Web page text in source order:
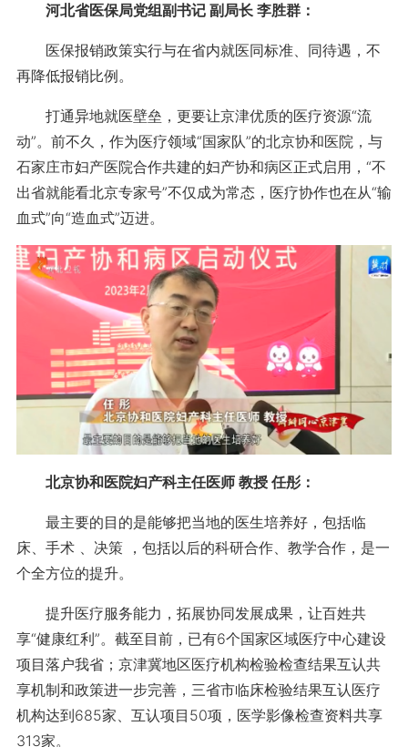
河北省医保局党组副书记 副局长 李胜群：
医保报销政策实行与在省内就医同标准、同待遇，不
再降低报销比例。
打通异地就医壁垒，更要让京津优质的医疗资源“流
动”。前不久，作为医疗领域“国家队”的北京协和医院，与
石家庄市妇产医院合作共建的妇产协和病区正式启用，“不
出省就能看北京专家号”不仅成为常态，医疗协作也在从“输
血式”向“造血式”迈进。
北京协和医院妇产科主任医师 教授 任彤：
最主要的目的是能够把当地的医生培养好，包括临
床、手术 、决策 ，包括以后的科研合作、教学合作，是一
个全方位的提升。
提升医疗服务能力，拓展协同发展成果，让百姓共
享“健康红利”。截至目前，已有6个国家区域医疗中心建设
项目落户我省；京津冀地区医疗机构检验检查结果互认共
享机制和政策进一步完善，三省市临床检验结果互认医疗
机构达到685家、互认项目50项，医学影像检查资料共享
313家。